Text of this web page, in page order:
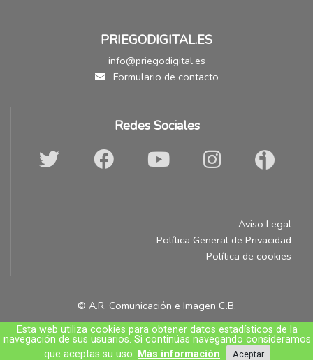
PRIEGODIGITAL.ES
info@priegodigital.es
Formulario de contacto
Redes Sociales
Aviso Legal
Política General de Privacidad
Política de cookies
© A.R. Comunicación e Imagen C.B.
Esta web utiliza cookies para obtener datos estadísticos de la
navegación de sus usuarios. Si continúas navegando consideramos
que aceptas su uso. Más información Aceptar